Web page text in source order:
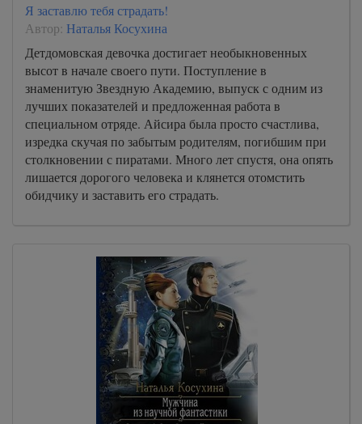
Я заставлю тебя страдать!
Автор: Наталья Косухина
Детдомовская девочка достигает необыкновенных
высот в начале своего пути. Поступление в
знаменитую Звездную Академию, выпуск с одним из
лучших показателей и предложенная работа в
специальном отряде. Айсира была просто счастлива,
изредка скучая по забытым родителям, погибшим при
столкновении с пиратами. Много лет спустя, она опять
лишается дорогого человека и клянется отомстить
обидчику и заставить его страдать.